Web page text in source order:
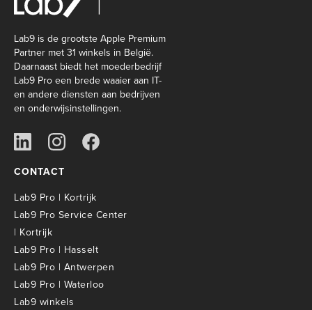
Lab9 is de grootste Apple Premium
Partner met 31 winkels in België.
Daarnaast biedt het moederbedrijf
Lab9 Pro een brede waaier aan IT-
en andere diensten aan bedrijven
en onderwijsinstellingen.
CONTACT
Lab9 Pro | Kortrijk
Lab9 Pro Service Center
| Kortrijk
Lab9 Pro | Hasselt
Lab9 Pro | Antwerpen
Lab9 Pro | Waterloo
Lab9 winkels